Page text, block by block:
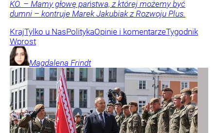
KO. – Mamy głowę państwa, z której możemy być
dumni – kontruje Marek Jakubiak z Rozwoju Plus.
KrajTylko u NasPolitykaOpinie i komentarzeTygodnik
Wprost
Magdalena Frindt